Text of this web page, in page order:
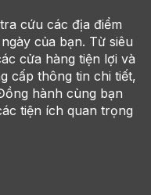
cứu các địa điểm
của bạn. Từ siêu
cửa hàng tiện lợi và
cấp thông tin chi tiết,
hành cùng bạn
tiện ích quan trọng